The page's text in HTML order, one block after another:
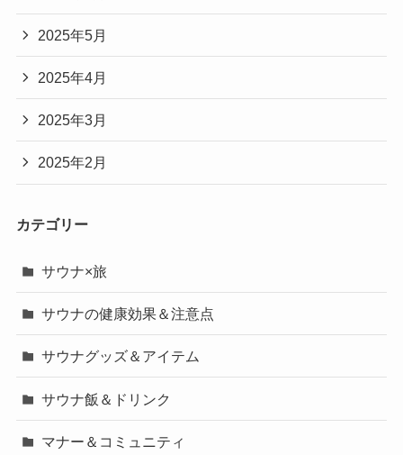
2025年5月
2025年4月
2025年3月
2025年2月
カテゴリー
サウナ×旅
サウナの健康効果＆注意点
サウナグッズ＆アイテム
サウナ飯＆ドリンク
マナー＆コミュニティ